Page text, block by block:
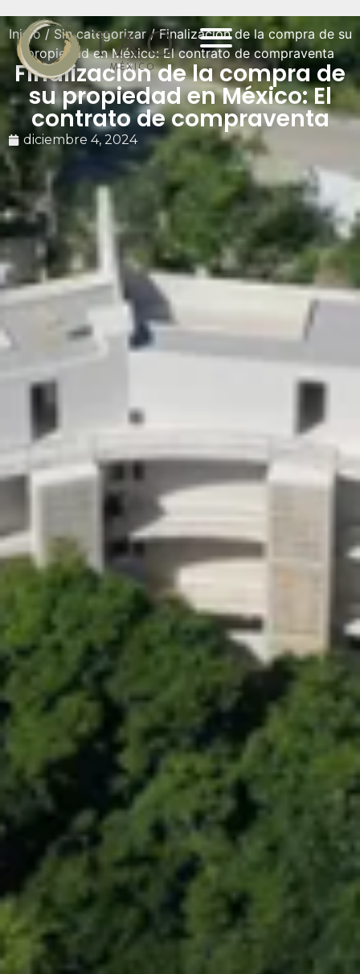
Inicio/ Sin categorizar/ Finalización de la compra de su
propiedad en México: El contrato de compraventa
Finalización de la compra de
su propiedad en México: El
contrato de compraventa
diciembre 4, 2024